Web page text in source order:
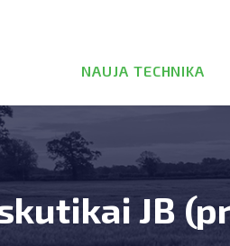
NAUJA TECHNIKA
JB